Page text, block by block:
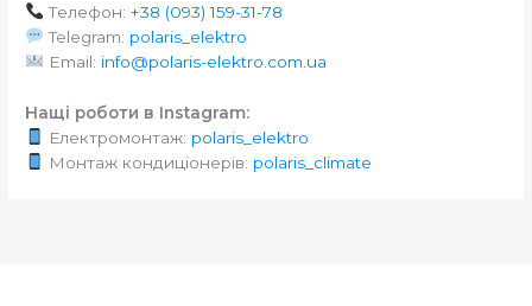
Телефон: +38 (093) 159-31-78
Telegram: polaris_elektro
Email: info@polaris-elektro.com.ua
Нащі роботи в Instagram:
Електромонтаж: polaris_elektro
Монтаж кондиціонерів: polaris_climate